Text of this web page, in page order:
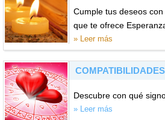
Cumple tus deseos
que te ofrece
» Leer más
COMPATIBILIDADES
Descubre con qué
» Leer más